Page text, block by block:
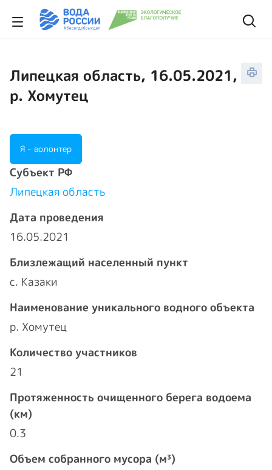
Липецкая область, 16.05.2021,
р. Хомутец
Я - волонтер
Cубъект РФ
Липецкая область
Дата проведения
16.05.2021
Близлежащий населенный пункт
с. Казаки
Наименование уникального водного объекта
р. Хомутец
Количество участников
21
Протяженность очищенного берега водоема
(км)
0.3
Объем собранного мусора (м³)